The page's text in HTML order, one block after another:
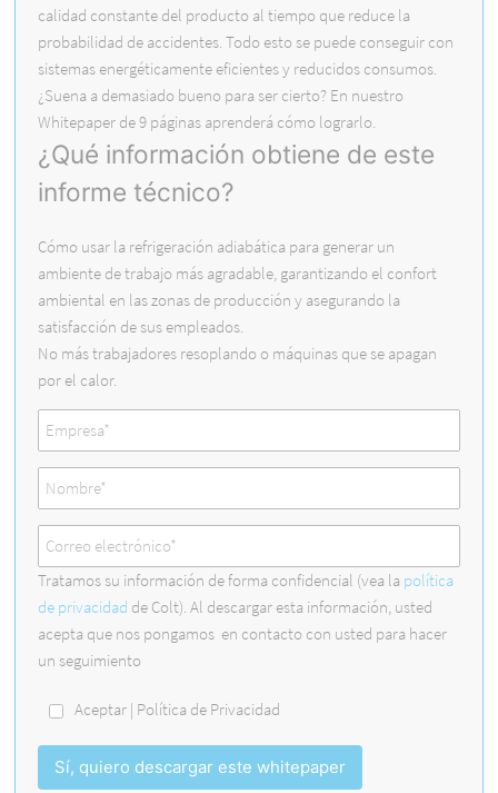
calidad constante del producto al tiempo que reduce la
probabilidad de accidentes. Todo esto se puede conseguir con
sistemas energéticamente eficientes y reducidos consumos.
¿Suena a demasiado bueno para ser cierto? En nuestro
Whitepaper de 9 páginas aprenderá cómo lograrlo.
¿Qué información obtiene de este
informe técnico?
Cómo usar la refrigeración adiabática para generar un
ambiente de trabajo más agradable, garantizando el confort
ambiental en las zonas de producción y asegurando la
satisfacción de sus empleados.
No más trabajadores resoplando o máquinas que se apagan
por el calor.
Tratamos su información de forma confidencial (vea la política
de privacidad de Colt). Al descargar esta información, usted
acepta que nos pongamos en contacto con usted para hacer
un seguimiento
Aceptar | Política de Privacidad
Sí, quiero descargar este whitepaper